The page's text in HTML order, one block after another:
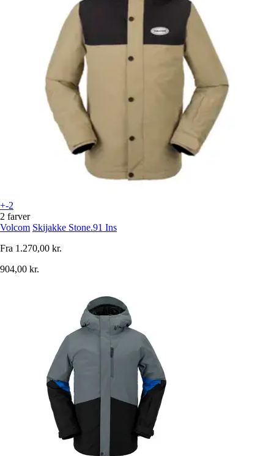
+-2
2 farver
Volcom Skijakke Stone.91 Ins
Fra 1.270,00 kr.
904,00 kr.